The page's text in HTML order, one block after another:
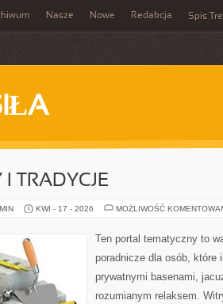
Nasze Nowe Redakcja Spis
I TRADYCJE
KWI - 17 - 2026 MOŻLIWOŚĆ
Ten portal tematyczny to
poradnicze dla osób, które
prywatnymi basenami,
rozumianym relaksem.